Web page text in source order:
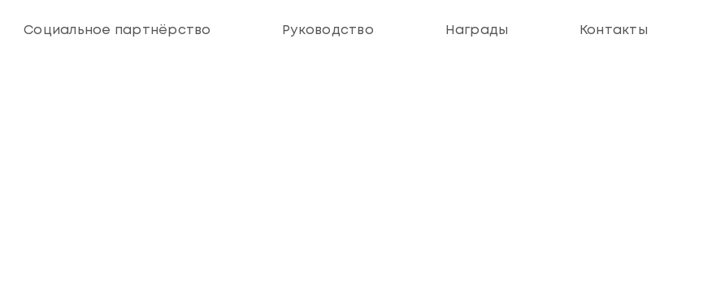
Социальное партнёрство Руководство Награды Контакты